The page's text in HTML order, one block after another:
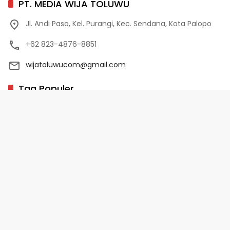
PT. MEDIA WIJA TOLUWU
Jl. Andi Paso, Kel. Purangi, Kec. Sendana, Kota Palopo
+62 823-4876-8851
wijatoluwucom@gmail.com
Tag Populer